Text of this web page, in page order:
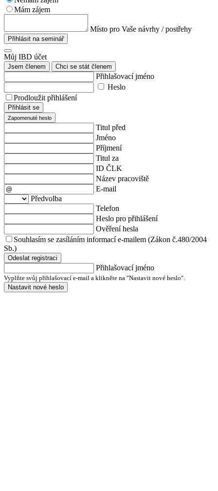
Mám zájem
Místo pro Vaše návrhy / postřehy
Přihlásit na seminář
Můj IBD účet
Jsem členem Chci se stát členem
Přihlašovací jméno
Heslo
Prodloužit přihlášení
Přihlásit se
Zapomenuté heslo
Titul před
Jméno
Příjmení
Titul za
ID ČLK
Název pracoviště
E-mail
Předvolba
Telefon
Heslo pro přihlášení
Ověření hesla
Souhlasím se zasíláním informací e-mailem (Zákon č.480/2004
Sb.)
Odeslat registraci
Přihlašovací jméno
Vyplňte svůj přihlašovací e-mail a klikněte na "Nastavit nové heslo".
Nastavit nové heslo